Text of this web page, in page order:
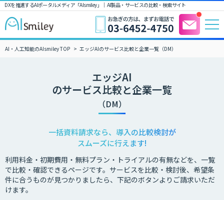
DXを推進するAIポータルメディア「AIsmiley」｜ AI製品・サービスの比較・検索サイト
AI・人工知能のAIsmiley TOP エッジAIのサービス比較と企業一覧（DM）
エッジAI
のサービス比較と企業一覧
（DM）
一括資料請求なら、導入の比較検討が
スムーズに行えます!
利用料金・初期費用・無料プラン・トライアルの有無などを、一覧
で比較・確認できるページです。サービスを比較・検討後、希望条
件に合うものが見つかりましたら、下記のボタンよりご請求いただ
けます。